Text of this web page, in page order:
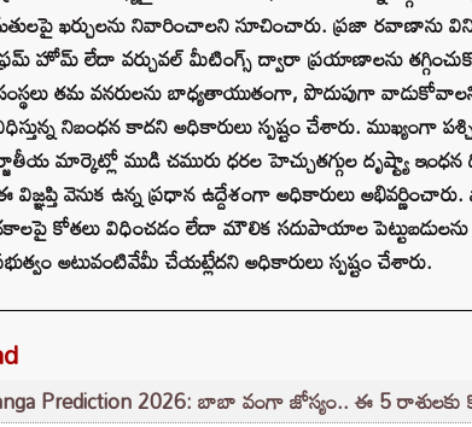
ఖర్చులను నివారించాలని సూచించారు. ప్రజా
ఫ్రమ్ హోమ్ లేదా వర్చువల్ మీటింగ్స్ ద్వారా ప్రయాణాలను
తమ వనరులను బాధ్యతాయుతంగా, పొదుపుగా
నిబంధన కాదని అధికారులు స్పష్టం చేశారు.
మార్కెట్లో ముడి చమురు ధరల హెచ్చుతగ్గుల దృష్ట్యా
వెనుక ఉన్న ప్రధాన ఉద్దేశంగా అధికారులు
కోతలు విధించడం లేదా మౌలిక సదుపాయాల పెట్టుబడులను
అటువంటివేమీ చేయట్లేదని అధికారులు స్పష్టం చేశారు.
Prediction 2026: బాబా వంగా జోస్యం.. ఈ 5